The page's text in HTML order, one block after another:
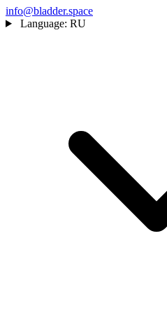
info@bladder.space
Language: RU